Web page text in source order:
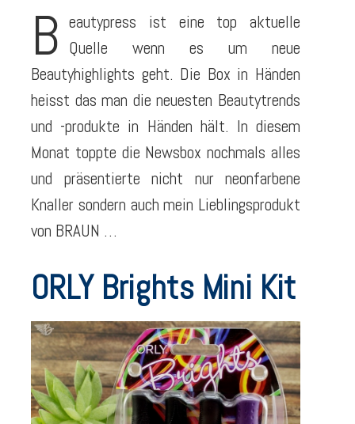
B eautypress ist eine top aktuelle
Quelle wenn es um neue
Beautyhighlights geht. Die Box in Händen
heisst das man die neuesten Beautytrends
und -produkte in Händen hält. In diesem
Monat toppte die Newsbox nochmals alles
und präsentierte nicht nur neonfarbene
Knaller sondern auch mein Lieblingsprodukt
von BRAUN …
ORLY Brights Mini Kit